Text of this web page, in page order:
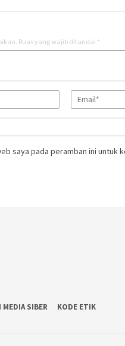
Ruas yang wajib ditandai *
saya pada peramban ini untuk
MEDIA SIBER KODE ETIK